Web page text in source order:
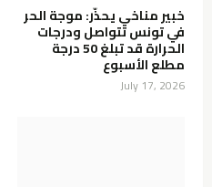
خبير مناخي يحذّر: موجة الحر
في تونس تتواصل ودرجات
الحرارة قد تبلغ 50 درجة
مطلع الأسبوع
July 17, 2026